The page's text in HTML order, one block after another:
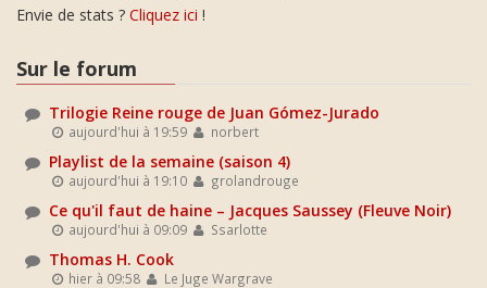
Envie de stats ? Cliquez ici !
Sur le forum
Trilogie Reine rouge de Juan Gómez-Jurado
aujourd'hui à 19:59 norbert
Playlist de la semaine (saison 4)
aujourd'hui à 19:10 grolandrouge
Ce qu'il faut de haine – Jacques Saussey (Fleuve Noir)
aujourd'hui à 09:09 Ssarlotte
Thomas H. Cook
hier à 09:58 Le Juge Wargrave